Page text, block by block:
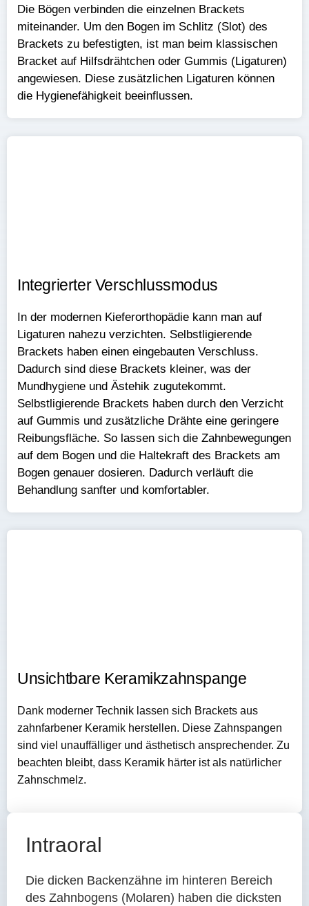
Die Bögen verbinden die einzelnen Brackets
miteinander. Um den Bogen im Schlitz (Slot) des
Brackets zu befestigten, ist man beim klassischen
Bracket auf Hilfsdrähtchen oder Gummis (Ligaturen)
angewiesen. Diese zusätzlichen Ligaturen können
die Hygienefähigkeit beeinflussen.​
Integrierter Verschlussmodus​​
In der modernen Kieferorthopädie kann man auf
Ligaturen nahezu verzichten. Selbstligierende
Brackets haben einen eingebauten Verschluss.
Dadurch sind diese Brackets kleiner, was der
Mundhygiene und Ästehik zugutekommt.
Selbstligierende Brackets haben durch den Verzicht
auf Gummis und zusätzliche Drähte eine geringere
Reibungsfläche. So lassen sich die Zahnbewegungen
auf dem Bogen und die Haltekraft des Brackets am
Bogen genauer dosieren. Dadurch verläuft die
Behandlung sanfter und komfortabler.​
Unsichtbare Keramikzahnspange​​​
Dank moderner Technik lassen sich Brackets aus
zahnfarbener Keramik herstellen. Diese Zahnspangen
sind viel unauffälliger und ästhetisch ansprechender. Zu
beachten bleibt, dass Keramik härter ist als natürlicher
Zahnschmelz.
Intraoral
Die dicken Backenzähne im hinteren Bereich
des Zahnbogens (Molaren) haben die dicksten